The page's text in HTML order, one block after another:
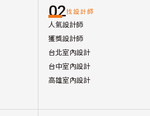
02找設計師
人氣設計師
獲獎設計師
台北室內設計
台中室內設計
高雄室內設計